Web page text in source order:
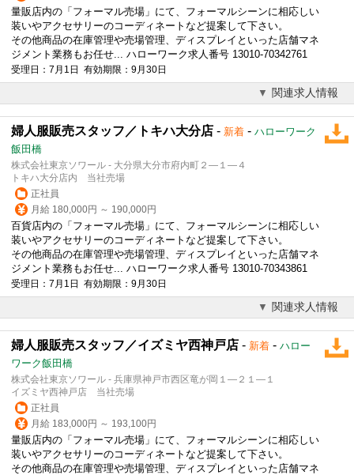
量販店内の「フォーマル売場」にて、フォーマルシーンに相応しい
装いやアクセサリーのコーディネートなど提案して下さい。
その他商品の在庫管理や売場管理、ディスプレイといった店舗マネ
ジメント業務もお任せ... ハローワーク求人番号 13010-70342761
受理日：7月1日 有効期限：9月30日
関連求人情報
婦人服販売スタッフ／トキハ大分店 - 新着 - ハローワーク
飯田橋
株式会社東京ソワール - 大分県大分市府内町２―１―４
トキハ大分店内 当社売場
正社員
月給 180,000円 ～ 190,000円
百貨店内の「フォーマル売場」にて、フォーマルシーンに相応しい
装いやアクセサリーのコーディネートなど提案して下さい。
その他商品の在庫管理や売場管理、ディスプレイといった店舗マネ
ジメント業務もお任せ... ハローワーク求人番号 13010-70343861
受理日：7月1日 有効期限：9月30日
関連求人情報
婦人服販売スタッフ／イズミヤ西神戸店 - 新着 - ハロー
ワーク飯田橋
株式会社東京ソワール - 兵庫県神戸市西区竜が岡１―２１―１
イズミヤ西神戸店 当社売場
正社員
月給 183,000円 ～ 193,100円
量販店内の「フォーマル売場」にて、フォーマルシーンに相応しい
装いやアクセサリーのコーディネートなど提案して下さい。
その他商品の在庫管理や売場管理、ディスプレイといった店舗マネ